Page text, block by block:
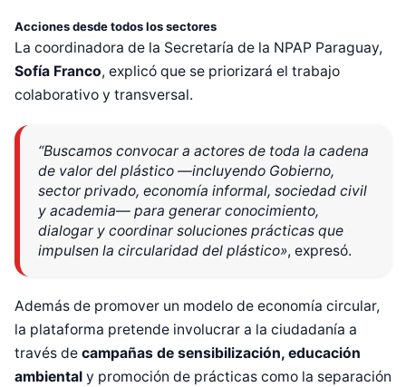
Acciones desde todos los sectores
La coordinadora de la Secretaría de la NPAP Paraguay,
Sofía Franco, explicó que se priorizará el trabajo
colaborativo y transversal.
“Buscamos convocar a actores de toda la cadena
de valor del plástico —incluyendo Gobierno,
sector privado, economía informal, sociedad civil
y academia— para generar conocimiento,
dialogar y coordinar soluciones prácticas que
impulsen la circularidad del plástico», expresó.
Además de promover un modelo de economía circular,
la plataforma pretende involucrar a la ciudadanía a
través de campañas de sensibilización, educación
ambiental y promoción de prácticas como la separación